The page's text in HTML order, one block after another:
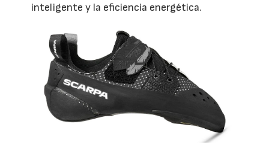
inteligente y la eficiencia energética.